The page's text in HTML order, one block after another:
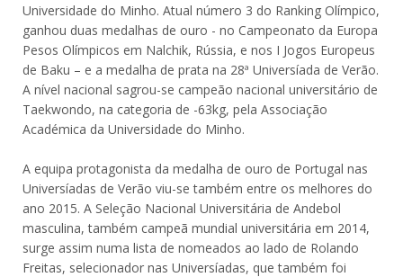
Universidade do Minho. Atual número 3 do Ranking Olímpico,
ganhou duas medalhas de ouro - no Campeonato da Europa
Pesos Olímpicos em Nalchik, Rússia, e nos I Jogos Europeus
de Baku – e a medalha de prata na 28ª Universíada de Verão.
A nível nacional sagrou-se campeão nacional universitário de
Taekwondo, na categoria de -63kg, pela Associação
Académica da Universidade do Minho.
A equipa protagonista da medalha de ouro de Portugal nas
Universíadas de Verão viu-se também entre os melhores do
ano 2015. A Seleção Nacional Universitária de Andebol
masculina, também campeã mundial universitária em 2014,
surge assim numa lista de nomeados ao lado de Rolando
Freitas, selecionador nas Universíadas, que também foi